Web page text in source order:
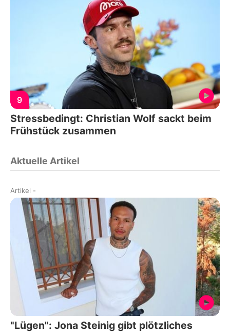
9
Stressbedingt: Christian Wolf sackt beim
Frühstück zusammen
Aktuelle Artikel
Artikel -
"Lügen": Jona Steinig gibt plötzliches